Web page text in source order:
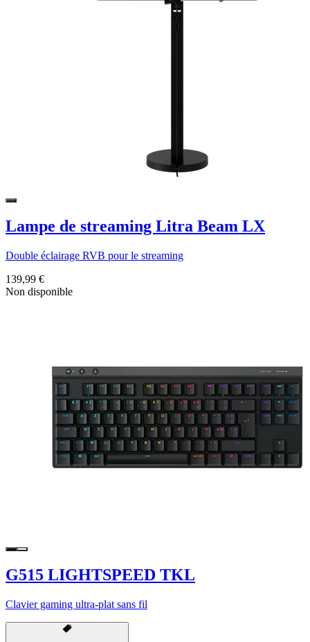
Lampe de streaming Litra Beam LX
Double éclairage RVB pour le streaming
139,99 €
Non disponible
G515 LIGHTSPEED TKL
Clavier gaming ultra-plat sans fil